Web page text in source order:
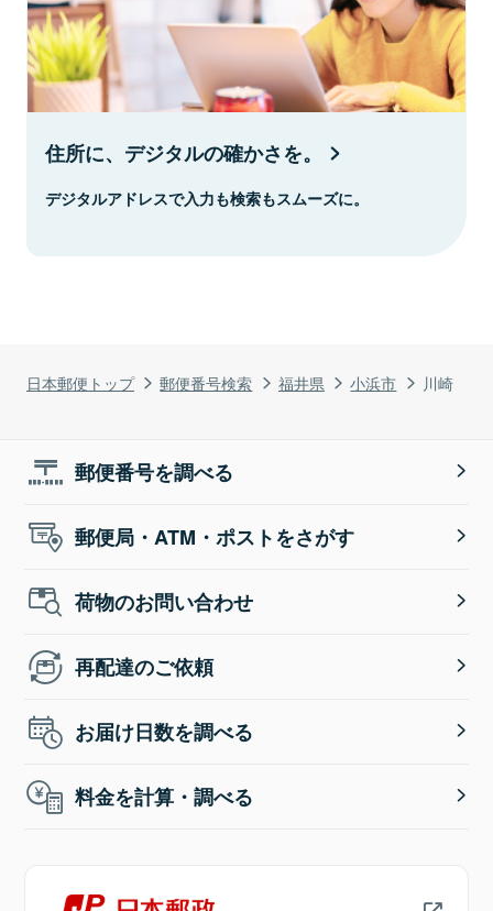
日本郵便トップ 郵便番号検索 福井県 小浜市 川崎
住所に、デジタルの確かさを。
デジタルアドレスで入力も検索もスムーズに。
郵便番号を調べる
郵便局・ATM・ポストをさがす
荷物のお問い合わせ
再配達のご依頼
お届け日数を調べる
料金を計算・調べる